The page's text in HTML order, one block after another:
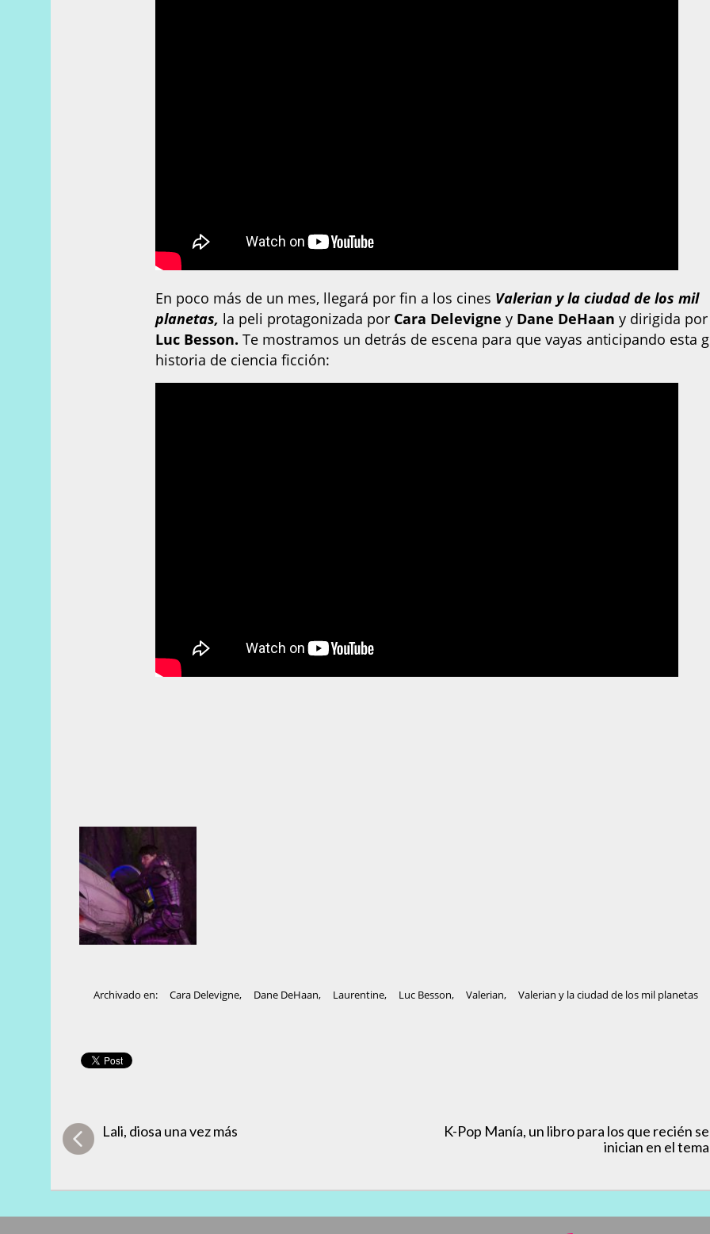
En poco más de un mes, llegará por fin a los cines Valerian y la ciudad de los mil
planetas, la peli protagonizada por Cara Delevigne y Dane DeHaan y dirigida por
Luc Besson. Te mostramos un detrás de escena para que vayas anticipando esta
historia de ciencia ficción:
Archivado en: Cara Delevigne, Dane DeHaan, Laurentine, Luc Besson, Valerian, Valerian y la ciudad de los mil planetas
Lali, diosa una vez más
K-Pop Manía, un libro para los que recién se
inician en el tema